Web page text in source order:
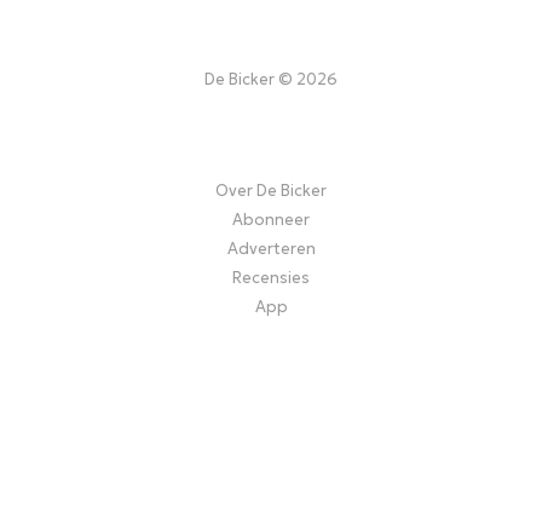
De Bicker © 2026
Over De Bicker
Abonneer
Adverteren
Recensies
App